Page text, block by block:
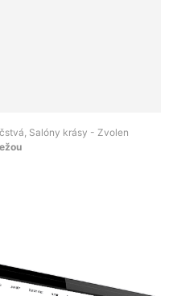
Salóny krásy - Zvolen